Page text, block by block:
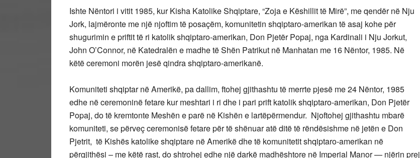
Ishte Nëntori i vitit 1985, kur Kisha Katolike Shqiptare, “Zoja e Këshillit të Mirë”, me qendër në Nju
Jork, lajmëronte me një njoftim të posaçëm, komunitetin shqiptaro-amerikan të asaj kohe për
shugurimin e priftit të ri katolik shqiptaro-amerikan, Don Pjetër Popaj, nga Kardinali i Nju Jorkut,
John O’Connor, në Katedralën e madhe të Shën Patrikut në Manhatan me 16 Nëntor, 1985. Në
këtë ceremoni morën jesë qindra shqiptaro-amerikanë.
Komuniteti shqiptar në Amerikë, pa dallim, ftohej gjithashtu të merrte pjesë me 24 Nëntor, 1985
edhe në ceremoninë fetare kur meshtari i ri dhe i pari prift katolik shqiptaro-amerikan, Don Pjetër
Popaj, do të kremtonte Meshën e parë në Kishën e lartëpërmendur. Njoftohej gjithashtu mbarë
komuniteti, se përveç ceremonisë fetare për të shënuar atë ditë të rëndësishme në jetën e Don
Pjetrit, të Kishës katolike shqiptare në Amerikë dhe të komunitetit shqiptaro-amerikan në
përgjithësi – me këtë rast, do shtrohej edhe një darkë madhështore në Imperial Manor — njërin prej